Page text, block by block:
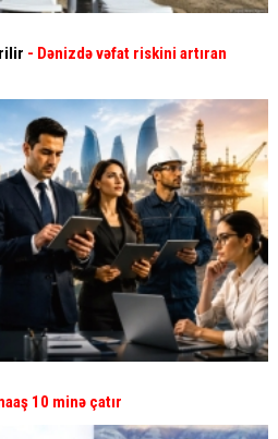
- Dənizdə vəfat riskini artıran
10 minə çatır